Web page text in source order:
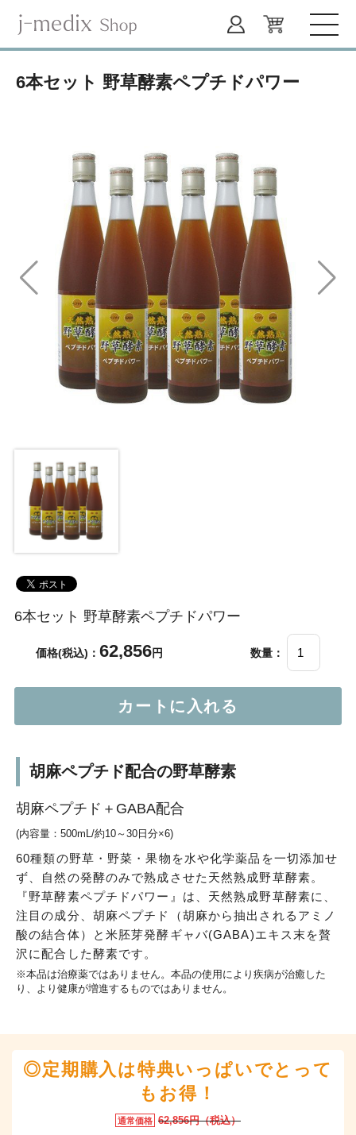
6本セット 野草酵素ペプチドパワー
6本セット 野草酵素ペプチドパワー
価格(税込)： 62,856円 数量：
胡麻ペプチド配合の野草酵素
胡麻ペプチド＋GABA配合
(内容量：500mL/約10～30日分×6)
60種類の野草・野菜・果物を水や化学薬品を一切添加せ
ず、自然の発酵のみで熟成させた天然熟成野草酵素。
『野草酵素ペプチドパワー』は、天然熟成野草酵素に、
注目の成分、胡麻ペプチド（胡麻から抽出されるアミノ
酸の結合体）と米胚芽発酵ギャバ(GABA)エキス末を贅
沢に配合した酵素です。
※本品は治療薬ではありません。本品の使用により疾病が治癒した
り、より健康が増進するものではありません。
◎定期購入は特典いっぱいでとって
もお得！
通常価格 62,856円（税込）